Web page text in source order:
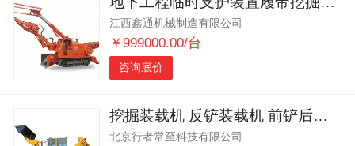
海南 新疆
台湾
香港
澳门 国外地区
江西鑫通机械制造有限公司
￥999000.00/台
咨询底价
挖掘装载机 反铲装载机 前铲后挖 两头忙铲车
北京行者常至科技有限公司